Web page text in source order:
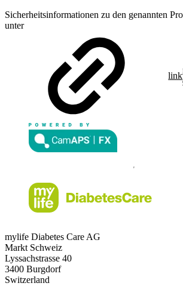
Sicherheitsinformationen zu den genannten
unter
link
mylife Diabetes Care AG
Markt Schweiz
Lyssachstrasse 40
3400 Burgdorf
Switzerland